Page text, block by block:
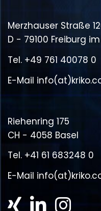
Merzhauser Straße
D - 79100 Freiburg
Tel. +49 761 40078 0
E-Mail
Riehenring 175
CH - 4058 Basel
Tel. +41 61 683248 0
E-Mail